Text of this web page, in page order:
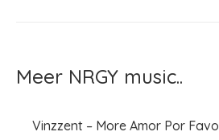
Meer NRGY music..
Vinzzent – More Amor Por